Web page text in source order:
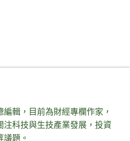
輯，目前為財經專欄作家，
科技與生技產業發展，投資
題。